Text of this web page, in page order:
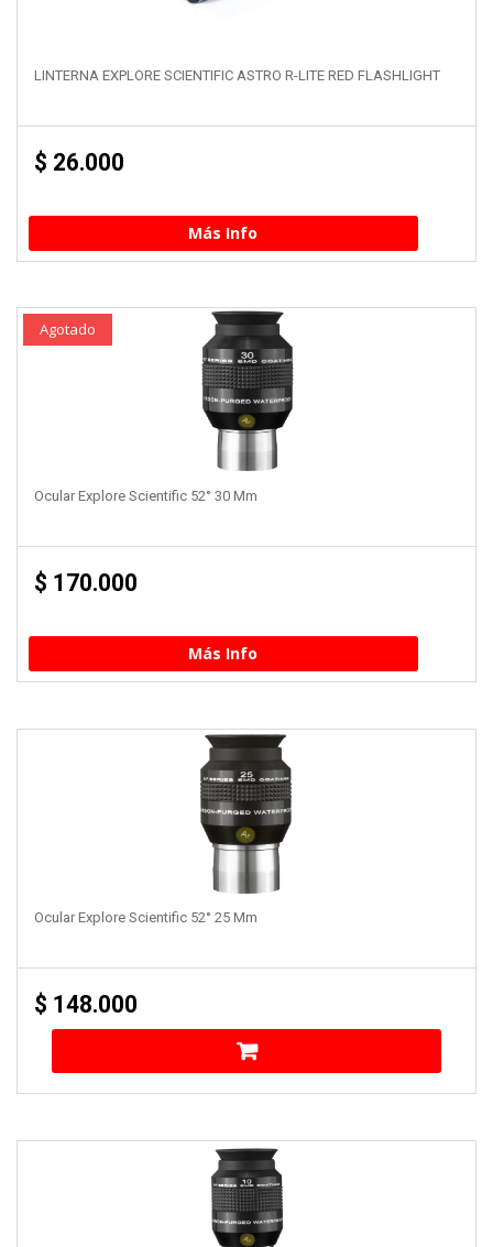
LINTERNA EXPLORE SCIENTIFIC ASTRO R-LITE RED FLASHLIGHT
$ 26.000
Más Info
Agotado
Ocular Explore Scientific 52° 30 Mm
$ 170.000
Más Info
Ocular Explore Scientific 52° 25 Mm
$ 148.000